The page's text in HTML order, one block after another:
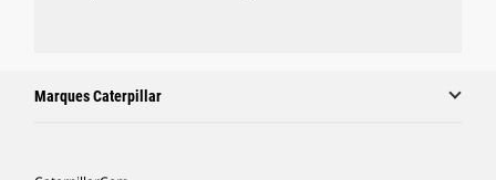
Marques Caterpillar